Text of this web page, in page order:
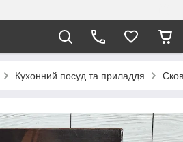
Кухонний посуд та приладдя